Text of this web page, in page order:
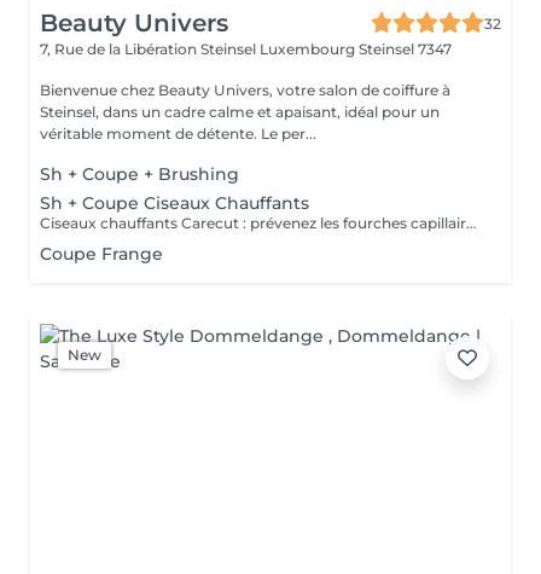
Beauty Univers
32
7, Rue de la Libération Steinsel Luxembourg Steinsel 7347
Bienvenue chez Beauty Univers, votre salon de coiffure à
Steinsel, dans un cadre calme et apaisant, idéal pour un
véritable moment de détente. Le per...
Sh + Coupe + Brushing
Sh + Coupe Ciseaux Chauffants
Ciseaux chauffants Carecut : prévenez les fourches capillaires grâce aux lames chauffantes. En effet, la chaleur apportée par les lames chauffantes permet aux substances hydratantes et nutritives présentes dans les fibres capillaires, ainsi qu'aux pigments, de rester à l'intérieur de celle-ci. Le cheveu cicatrise ainsi immédiatement, croit en résistance et garde une forme belle et une texture douce. Brushing non compris
Coupe Frange
New